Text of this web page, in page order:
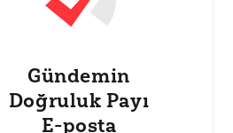
Gündemin
Doğruluk Payı
E-posta